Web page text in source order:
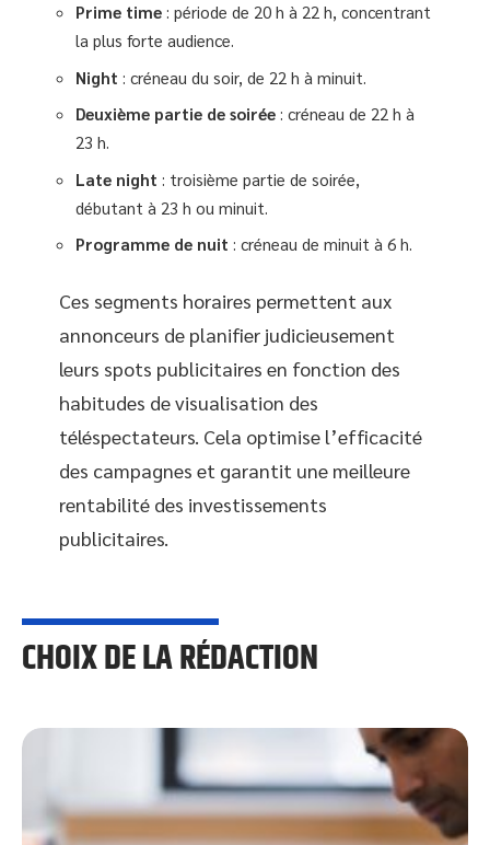
Prime time : période de 20 h à 22 h, concentrant
la plus forte audience.
Night : créneau du soir, de 22 h à minuit.
Deuxième partie de soirée : créneau de 22 h à
23 h.
Late night : troisième partie de soirée,
débutant à 23 h ou minuit.
Programme de nuit : créneau de minuit à 6 h.
Ces segments horaires permettent aux
annonceurs de planifier judicieusement
leurs spots publicitaires en fonction des
habitudes de visualisation des
téléspectateurs. Cela optimise l’efficacité
des campagnes et garantit une meilleure
rentabilité des investissements
publicitaires.
CHOIX DE LA RÉDACTION